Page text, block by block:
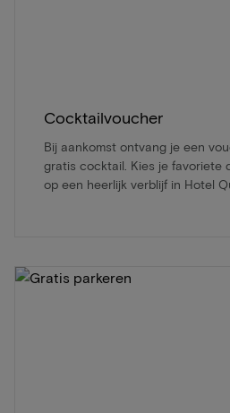
Cocktailvoucher
Bij aankomst ontvang je een
gratis cocktail. Kies je favoriete
op een heerlijk verblijf in Hotel